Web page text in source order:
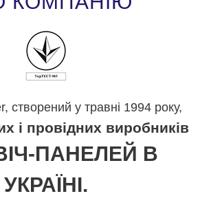
створений у травні 1994 року,
і провідних виробників
ПАНЕЛЕЙ В
УКРАЇНІ.